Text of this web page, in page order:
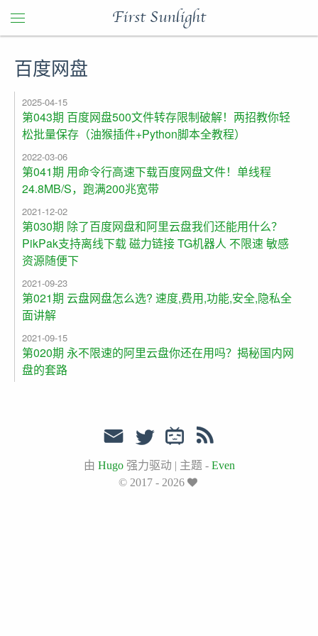
First Sunlight
百度网盘
2025-04-15
第043期 百度网盘500文件转存限制破解！两招教你轻
松批量保存（油猴插件+Python脚本全教程）
2022-03-06
第041期 用命令行高速下载百度网盘文件！单线程
24.8MB/S，跑满200兆宽带
2021-12-02
第030期 除了百度网盘和阿里云盘我们还能用什么？
PikPak支持离线下载 磁力链接 TG机器人 不限速 敏感
资源随便下
2021-09-23
第021期 云盘网盘怎么选? 速度,费用,功能,安全,隐私全
面讲解
2021-09-15
第020期 永不限速的阿里云盘你还在用吗？揭秘国内网
盘的套路
由 Hugo强力驱动 | 主题 - Even
© 2017 - 2026